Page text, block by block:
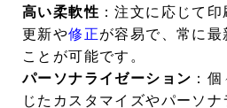
高い柔軟性 ：注文に応じて
更新や修正が容易で、常に最
ことが可能です。
パーソナライゼーション ：
じたカスタマイズやパーソ